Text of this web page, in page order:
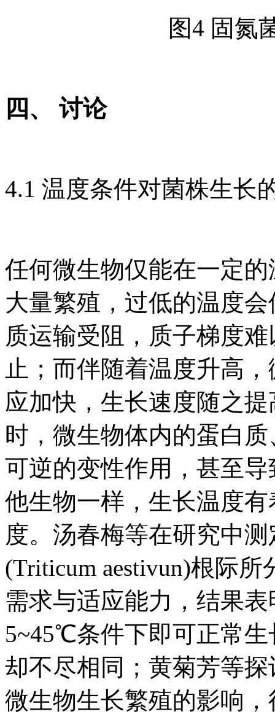
图4 固氮
四、 讨论
4.1 温度条件对菌株生长
任何微生物仅能在一定
大量繁殖，过低的温度
质运输受阻，质子梯度
止；而伴随着温度升高
应加快，生长速度随之
时，微生物体内的蛋白
可逆的变性作用，甚至
他生物一样，生长温度
度。汤春梅等在研究中测
(Triticum aestivun)根际
需求与适应能力，结果
5~45℃条件下即可正常
却不尽相同；黄菊芳等
微生物生长繁殖的影响